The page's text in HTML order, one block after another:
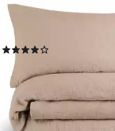
Baumwolle im Set,
& Deckenbezug, 2 teilig
ab 49,99 €
-17%
lieferbar - in 2-3
+4